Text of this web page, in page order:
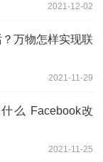
2021-12-02
万物怎样实现联
2021-11-29
么 Facebook改
2021-11-25